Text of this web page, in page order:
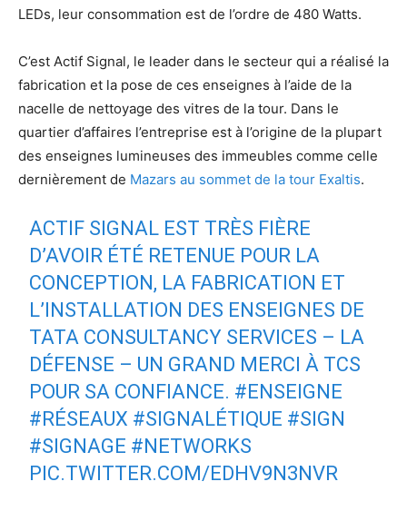
LEDs, leur consommation est de l’ordre de 480 Watts.
C’est Actif Signal, le leader dans le secteur qui a réalisé la
fabrication et la pose de ces enseignes à l’aide de la
nacelle de nettoyage des vitres de la tour. Dans le
quartier d’affaires l’entreprise est à l’origine de la plupart
des enseignes lumineuses des immeubles comme celle
dernièrement de Mazars au sommet de la tour Exaltis.
ACTIF SIGNAL EST TRÈS FIÈRE
D’AVOIR ÉTÉ RETENUE POUR LA
CONCEPTION, LA FABRICATION ET
L’INSTALLATION DES ENSEIGNES DE
TATA CONSULTANCY SERVICES – LA
DÉFENSE – UN GRAND MERCI À TCS
POUR SA CONFIANCE. #ENSEIGNE
#RÉSEAUX #SIGNALÉTIQUE #SIGN
#SIGNAGE #NETWORKS
PIC.TWITTER.COM/EDHV9N3NVR